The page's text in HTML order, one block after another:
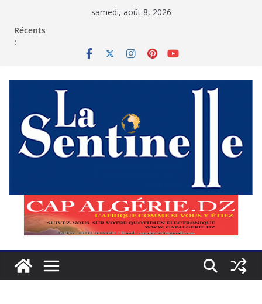
samedi, août 8, 2026
Récents
: